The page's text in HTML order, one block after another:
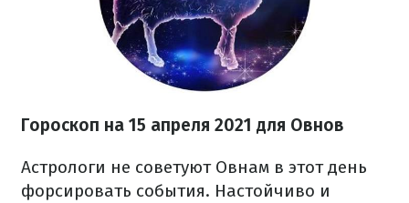
Гороскоп на 15 апреля 2021 для Овнов
Астрологи не советуют Овнам в этот день
форсировать события. Настойчиво и